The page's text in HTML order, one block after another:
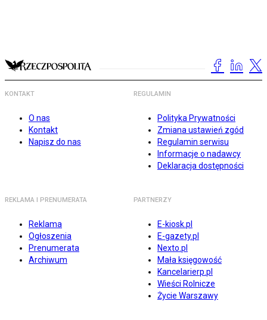
KONTAKT
O nas
Kontakt
Napisz do nas
REGULAMIN
Polityka Prywatności
Zmiana ustawień zgód
Regulamin serwisu
Informacje o nadawcy
Deklaracja dostępności
REKLAMA I PRENUMERATA
Reklama
Ogłoszenia
Prenumerata
Archiwum
PARTNERZY
E-kiosk.pl
E-gazety.pl
Nexto.pl
Mała księgowość
Kancelarierp.pl
Wieści Rolnicze
Życie Warszawy